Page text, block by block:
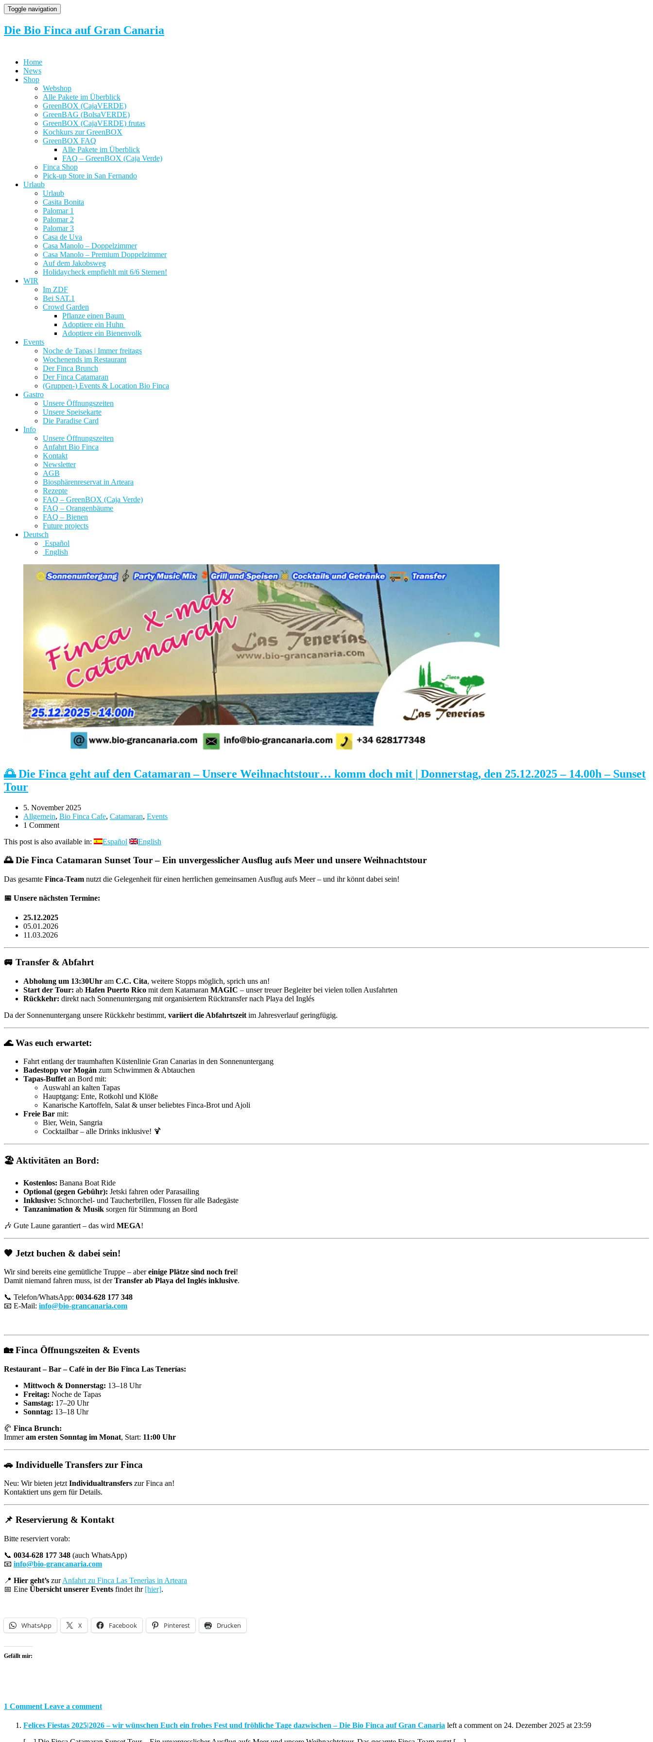
Toggle navigation
Die Bio Finca auf Gran Canaria
Home
News
Shop
Webshop
Alle Pakete im Überblick
GreenBOX (CajaVERDE)
GreenBAG (BolsaVERDE)
GreenBOX (CajaVERDE) frutas
Kochkurs zur GreenBOX
GreenBOX FAQ
Alle Pakete im Überblick
FAQ – GreenBOX (Caja Verde)
Finca Shop
Pick-up Store in San Fernando
Urlaub
Urlaub
Casita Bonita
Palomar 1
Palomar 2
Palomar 3
Casa de Uva
Casa Manolo – Doppelzimmer
Casa Manolo – Premium Doppelzimmer
Auf dem Jakobsweg
Holidaycheck empfiehlt mit 6/6 Sternen!
WIR
Im ZDF
Bei SAT.1
Crowd Garden
Pflanze einen Baum
Adoptiere ein Huhn
Adoptiere ein Bienenvolk
Events
Noche de Tapas | Immer freitags
Wochenends im Restaurant
Der Finca Brunch
Der Finca Catamaran
(Gruppen-) Events & Location Bio Finca
Gastro
Unsere Öffnungszeiten
Unsere Speisekarte
Die Paradise Card
Info
Unsere Öffnungszeiten
Anfahrt Bio Finca
Kontakt
Newsletter
AGB
Biosphärenreservat in Arteara
Rezepte
FAQ – GreenBOX (Caja Verde)
FAQ – Orangenbäume
FAQ – Bienen
Future projects
Deutsch
Español
English
🌅 Die Finca geht auf den Catamaran – Unsere Weihnachtstour… komm doch mit | Donnerstag, den 25.12.2025 – 14.00h – Sunset
Tour
5. November 2025
Allgemein, Bio Finca Cafe, Catamaran, Events
1 Comment
This post is also available in:
Español English
🌅 Die Finca Catamaran Sunset Tour – Ein unvergesslicher Ausflug aufs Meer und unsere Weihnachtstour
Das gesamte Finca-Team nutzt die Gelegenheit für einen herrlichen gemeinsamen Ausflug aufs Meer – und ihr könnt dabei sein!
📅 Unsere nächsten Termine:
25.12.2025
05.01.2026
11.03.2026
🚐 Transfer & Abfahrt
Abholung um 13:30Uhr am C.C. Cita, weitere Stopps möglich, sprich uns an!
Start der Tour: ab Hafen Puerto Rico mit dem Katamaran MAGIC – unser treuer Begleiter bei vielen tollen Ausfahrten
Rückkehr: direkt nach Sonnenuntergang mit organisiertem Rücktransfer nach Playa del Inglés
Da der Sonnenuntergang unsere Rückkehr bestimmt, variiert die Abfahrtszeit im Jahresverlauf geringfügig.
🌊Was euch erwartet:
Fahrt entlang der traumhaften Küstenlinie Gran Canarias in den Sonnenuntergang
Badestopp vor Mogán zum Schwimmen & Abtauchen
Tapas-Buffetan Bord mit:
Auswahl an kalten Tapas
Hauptgang: Ente, Rotkohl und Klöße
Kanarische Kartoffeln, Salat & unser beliebtes Finca-Brot und Ajoli
Freie Bar mit:
Bier, Wein, Sangria
Cocktailbar – alle Drinks inklusive! 🍹
🏖️ Aktivitäten an Bord:
Kostenlos: Banana Boat Ride
Optional (gegen Gebühr): Jetski fahren oder Parasailing
Inklusive: Schnorchel- und Taucherbrillen, Flossen für alle Badegäste
Tanzanimation & Musik sorgen für Stimmung an Bord
🎶 Gute Laune garantiert – das wird MEGA!
🧡 Jetzt buchen & dabei sein!
Wir sind bereits eine gemütliche Truppe – abereinige Plätze sind noch frei!
Damit niemand fahren muss, ist derTransfer ab Playa del Inglés inklusive.
📞 Telefon/WhatsApp: 0034-628 177 348
📧 E-Mail: info@bio-grancanaria.com
🏡Finca Öffnungszeiten & Events
Restaurant – Bar – Café in der Bio Finca Las Tenerías:
Mittwoch & Donnerstag: 13–18 Uhr
Freitag: Noche de Tapas
Samstag: 17–20 Uhr
Sonntag: 13–18 Uhr
🥐 Finca Brunch:
Immeram ersten Sonntag im Monat, Start: 11:00 Uhr
🚗 Individuelle Transfers zur Finca
Neu: Wir bieten jetzt Individualtransfers zur Finca an!
Kontaktiert uns gern für Details.
📌 Reservierung & Kontakt
Bitte reserviert vorab:
📞 0034-628 177 348 (auch WhatsApp)
📧 info@bio-grancanaria.com
📍 Hier geht’s zurAnfahrt zu Finca Las Tenerìas in Arteara
📅 Eine Übersicht unserer Events findet ihr [hier].
WhatsApp X Facebook Pinterest Drucken
Gefällt mir:
1 Comment Leave a comment
Felices Fiestas 2025|2026 – wir wünschen Euch ein frohes Fest und fröhliche Tage dazwischen – Die Bio Finca auf Gran Canaria left a comment on 24. Dezember 2025 at 23:59